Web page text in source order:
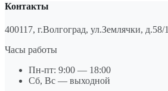
Контакты
400117, г.Волгоград, ул.Землячки, д.58/1
Часы работы
Пн-пт: 9:00 — 18:00
Сб, Вс — выходной